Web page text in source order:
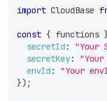
import CloudBase
const { functions
secretId : "Your
secretKey: "Your
envId : "Your
}) ;